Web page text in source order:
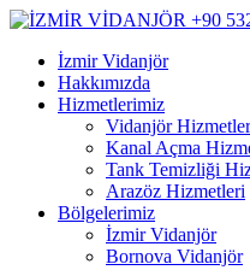
İzmir Vidanjör
Hakkımızda
Hizmetlerimiz
Vidanjör
Kanal Açma
Tank Temizliği
Arazöz Hizmetleri
Bölgelerimiz
İzmir Vidanjör
Bornova Vidanjör